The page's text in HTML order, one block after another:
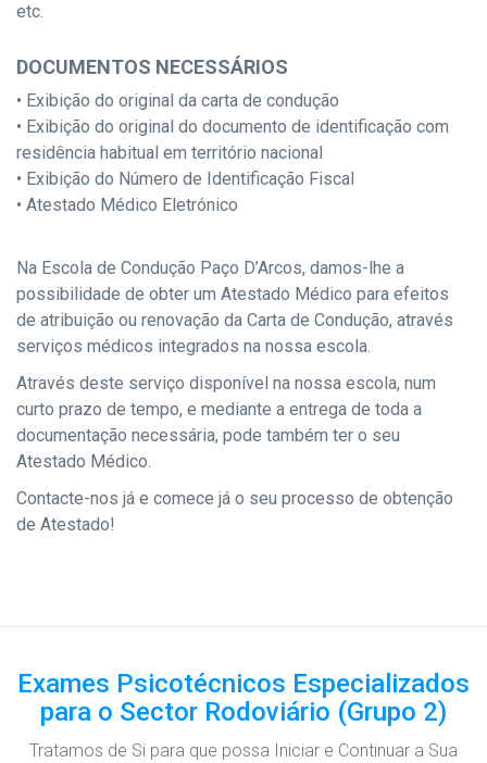
etc.
DOCUMENTOS NECESSÁRIOS
• Exibição do original da carta de condução
• Exibição do original do documento de identificação com
residência habitual em território nacional
• Exibição do Número de Identificação Fiscal
• Atestado Médico Eletrónico
Na Escola de Condução Paço D’Arcos, damos-lhe a
possibilidade de obter um Atestado Médico para efeitos
de atribuição ou renovação da Carta de Condução, através
serviços médicos integrados na nossa escola.
Através deste serviço disponível na nossa escola, num
curto prazo de tempo, e mediante a entrega de toda a
documentação necessária, pode também ter o seu
Atestado Médico.
Contacte-nos já e comece já o seu processo de obtenção
de Atestado!
Exames Psicotécnicos Especializados
para o Sector Rodoviário (Grupo 2)
Tratamos de Si para que possa Iniciar e Continuar a Sua